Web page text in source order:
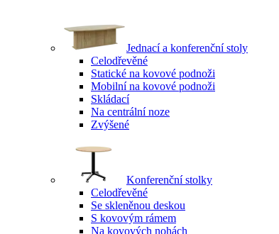
Jednací a konferenční stoly
Celodřevěné
Statické na kovové podnoži
Mobilní na kovové podnoži
Skládací
Na centrální noze
Zvýšené
Konferenční stolky
Celodřevěné
Se skleněnou deskou
S kovovým rámem
Na kovových nohách